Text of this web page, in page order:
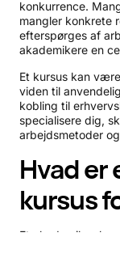
konkurrence.
mangler konkrete
efterspørges af
akademikere en
Et kursus kan
viden til
kobling til
specialisere dig,
arbejdsmetoder
Hvad er
kursus
Et akademiker-